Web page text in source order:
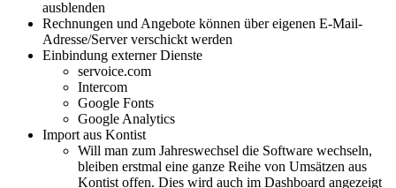
ausblenden
Rechnungen und Angebote können über eigenen E-Mail-
Adresse/Server verschickt werden
Einbindung externer Dienste
servoice.com
Intercom
Google Fonts
Google Analytics
Import aus Kontist
Will man zum Jahreswechsel die Software wechseln,
bleiben erstmal eine ganze Reihe von Umsätzen aus
Kontist offen. Dies wird auch im Dashboard angezeigt